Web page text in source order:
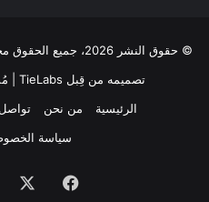
© حقوق النشر 2026، جميع الحقوق محفوظة |
تصميمه من قِبل TieLabs
|
الرئيسية
من نحن
سياسة
فيسبوك